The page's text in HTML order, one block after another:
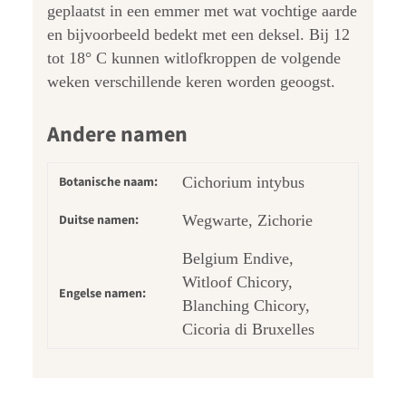
geplaatst in een emmer met wat vochtige aarde
en bijvoorbeeld bedekt met een deksel. Bij 12
tot 18° C kunnen witlofkroppen de volgende
weken verschillende keren worden geoogst.
Andere namen
Botanische naam: Cichorium intybus
Duitse namen: Wegwarte, Zichorie
Engelse namen:
Belgium Endive,
Witloof Chicory,
Blanching Chicory,
Cicoria di Bruxelles